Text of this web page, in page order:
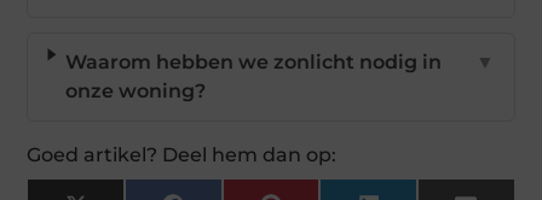
Waarom hebben we zonlicht nodig in
onze woning?
▼
Goed artikel? Deel hem dan op: